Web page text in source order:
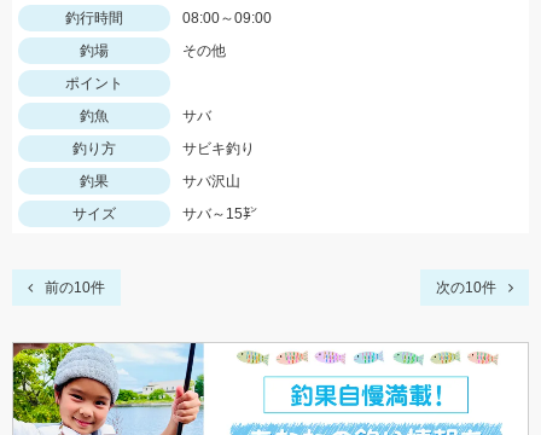
釣行時間
08:00～09:00
釣場
その他
ポイント
釣魚
サバ
釣り方
サビキ釣り
釣果
サバ沢山
サイズ
サバ～15㌢
前の10件 次の10件